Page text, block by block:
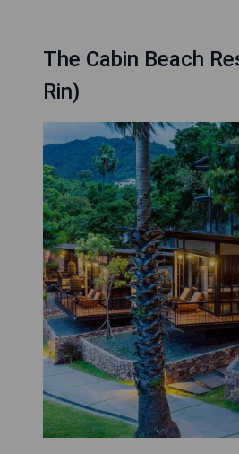
The Cabin Beach
Rin)